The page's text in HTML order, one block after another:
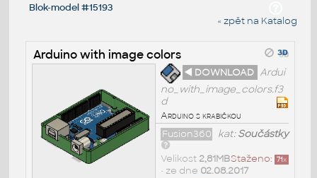
Blok-model #15193
« zpět na Katalog
Arduino with image colors
◄ DOWNLOAD Ardui
no_with_image_colors.f3
d
Arduino s krabičkou
kat:Součástky
Fusion360
Staženo: 71x
Velikost 2,81MB
• ze dne 02.08.2017